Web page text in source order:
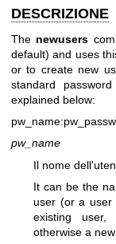
DESCRIZIONE
The newusers
default) and uses
or to create new
standard
explained below:
pw_name
Il nome
It can be the
user (or a user
existing user,
otherwise a